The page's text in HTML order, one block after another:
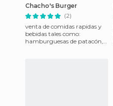
Chacho's Burger
(2)
venta de comidas rapidas y
bebidas tales como:
hamburguesas de patacón,